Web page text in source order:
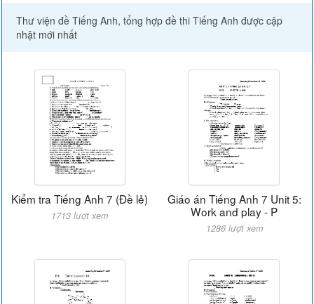
Thư viện đề Tiếng Anh, tổng hợp đề thi Tiếng Anh được cập
nhật mới nhất
Kiểm tra Tiếng Anh 7 (Đề lẻ)
1713 lượt xem
Giáo án Tiếng Anh 7 Unit 5:
Work and play - P
1286 lượt xem